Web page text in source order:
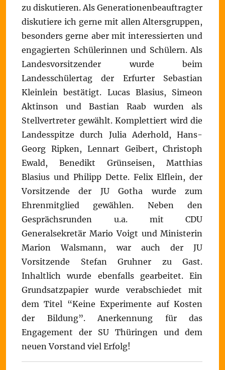
zu diskutieren. Als Generationenbeauftragter
diskutiere ich gerne mit allen Altersgruppen,
besonders gerne aber mit interessierten und
engagierten Schülerinnen und Schülern. Als
Landesvorsitzender wurde beim
Landesschülertag der Erfurter Sebastian
Kleinlein bestätigt. Lucas Blasius, Simeon
Aktinson und Bastian Raab wurden als
Stellvertreter gewählt. Komplettiert wird die
Landesspitze durch Julia Aderhold, Hans-
Georg Ripken, Lennart Geibert, Christoph
Ewald, Benedikt Grünseisen, Matthias
Blasius und Philipp Dette. Felix Elflein, der
Vorsitzende der JU Gotha wurde zum
Ehrenmitglied gewählen. Neben den
Gesprächsrunden u.a. mit CDU
Generalsekretär Mario Voigt und Ministerin
Marion Walsmann, war auch der JU
Vorsitzende Stefan Gruhner zu Gast.
Inhaltlich wurde ebenfalls gearbeitet. Ein
Grundsatzpapier wurde verabschiedet mit
dem Titel “Keine Experimente auf Kosten
der Bildung”. Anerkennung für das
Engagement der SU Thüringen und dem
neuen Vorstand viel Erfolg!